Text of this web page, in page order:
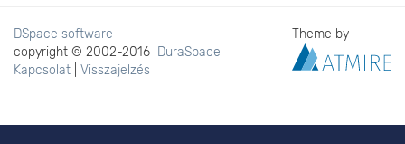
DSpace software
copyright © 2002-2016 DuraSpace
Kapcsolat
Visszajelzés
Theme by